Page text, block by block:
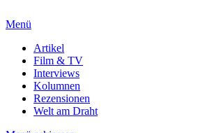
Menü
Artikel
Film & TV
Interviews
Kolumnen
Rezensionen
Welt am Draht